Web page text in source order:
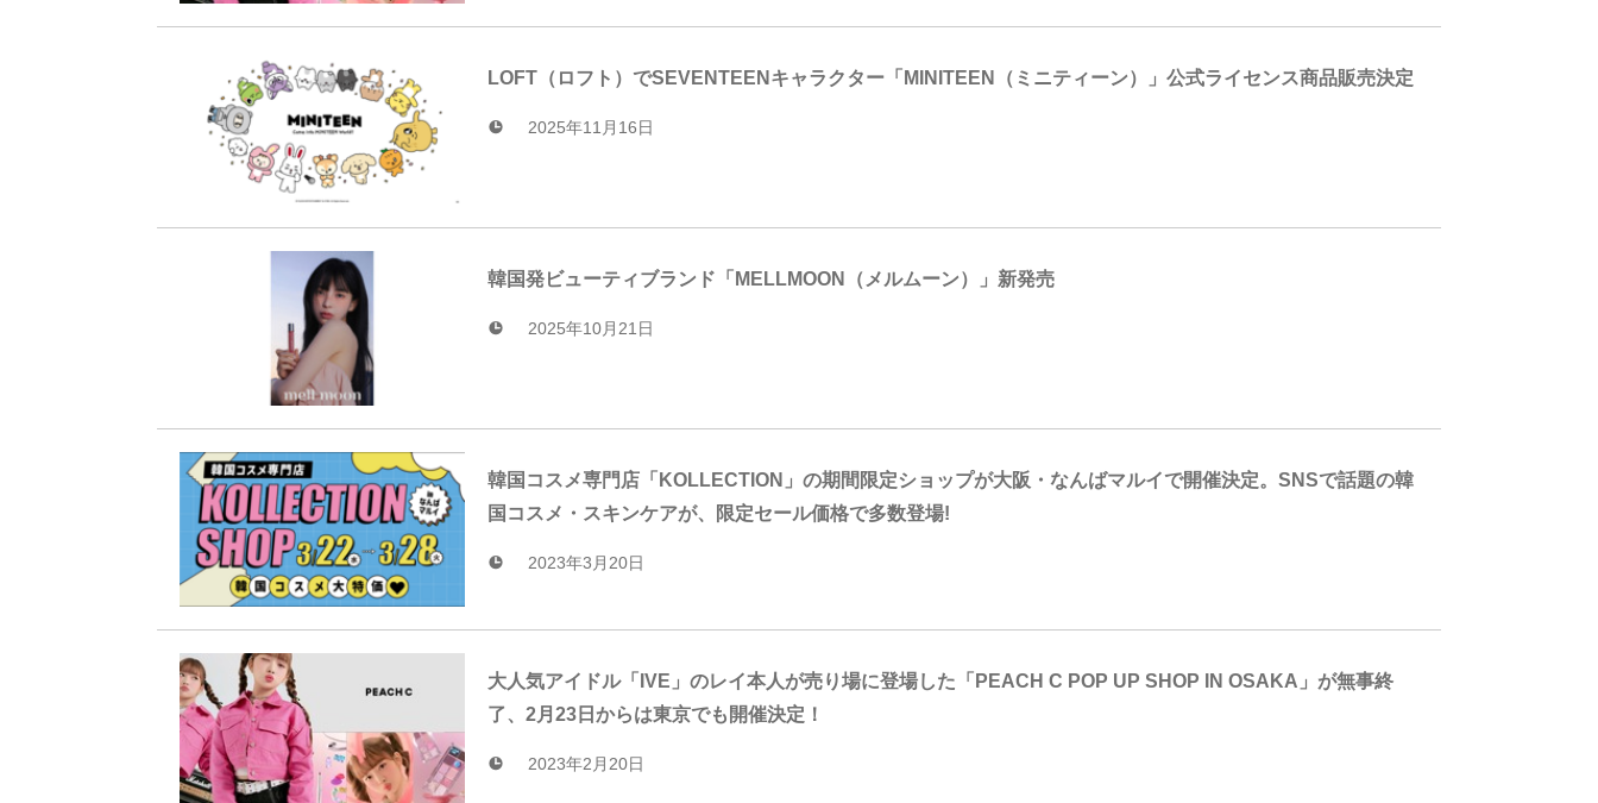
LOFT（ロフト）でSEVENTEENキャラクター「MINITEEN（ミニティーン）」公式ライセンス商品販売決定
2025年11月16日
韓国発ビューティブランド「MELLMOON（メルムーン）」新発売
2025年10月21日
韓国コスメ専門店「KOLLECTION」の期間限定ショップが大阪・なんばマルイで開催決定。SNSで話題の韓
国コスメ・スキンケアが、限定セール価格で多数登場!
2023年3月20日
大人気アイドル「IVE」のレイ本人が売り場に登場した「PEACH C POP UP SHOP IN OSAKA」が無事終
了、2月23日からは東京でも開催決定！
2023年2月20日